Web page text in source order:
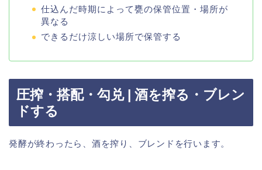
仕込んだ時期によって甕の保管位置・場所が
異なる
できるだけ涼しい場所で保管する
圧搾・搭配・勾兑 | 酒を搾る・ブレン
ドする
発酵が終わったら、酒を搾り、ブレンドを行います。